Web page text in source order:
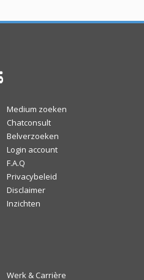
Medium zoeken
Chatconsult
Belverzoeken
Login account
F.A.Q
Privacybeleid
Disclaimer
Inzichten
Werk & Carrière